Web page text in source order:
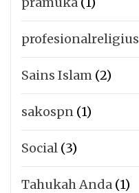
profesionalreligius
Sains Islam (2)
sakospn (1)
Social (3)
Tahukah Anda (1)